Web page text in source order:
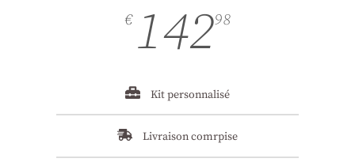
€ 14298
Kit personnalisé
Livraison comrpise